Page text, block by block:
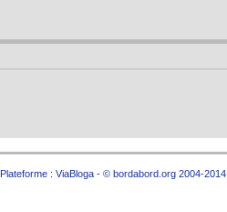
Plateforme : ViaBloga - © bordabord.org 2004-2014